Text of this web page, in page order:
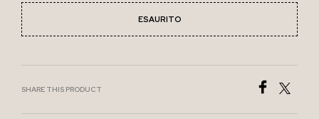
ESAURITO
SHARE THIS PRODUCT